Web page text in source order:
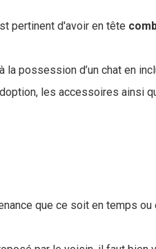
pertinent d'avoir en tête
possession d’un chat en
les accessoires ainsi
que ce soit en temps ou